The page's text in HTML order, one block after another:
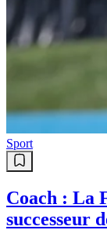
Sport
Coach : La
successeur